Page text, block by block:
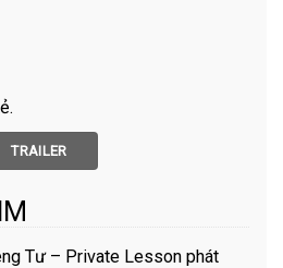
TRAILER
Tư – Private Lesson phát